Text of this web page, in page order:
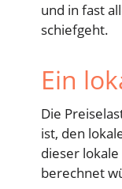
und in fast
schiefgeht.
Ein
Die
ist, den
dieser
berechnet